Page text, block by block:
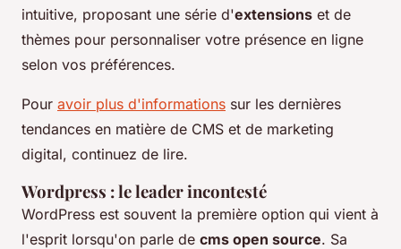
intuitive, proposant une série d'extensions et de
thèmes pour personnaliser votre présence en ligne
selon vos préférences.
Pour avoir plus d'informations sur les dernières
tendances en matière de CMS et de marketing
digital, continuez de lire.
Wordpress : le leader incontesté
WordPress est souvent la première option qui vient à
l'esprit lorsqu'on parle de cms open source. Sa